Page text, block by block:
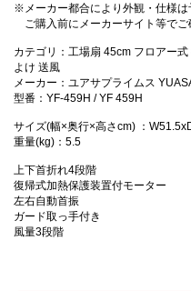
※メーカー都合により外観・仕様は
ご購入前にメーカーサイト等でご
カテゴリ：工場扇 45cm フロアー
よけ 送風
メーカー：ユアサプライムス
型番：YF-459H / YF 459H
サイズ(幅×奥行×高さcm) ：
重量(kg)：5.5
上下首折れ4段階
復帰式加熱保護装置付モーター
左右自動首振
ガード取っ手付き
風量3段階